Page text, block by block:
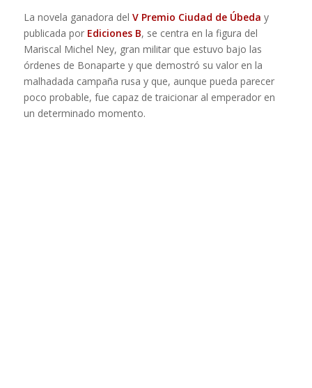
La novela ganadora del V Premio Ciudad de Úbeda y
publicada por Ediciones B, se centra en la figura del
Mariscal Michel Ney, gran militar que estuvo bajo las
órdenes de Bonaparte y que demostró su valor en la
malhadada campaña rusa y que, aunque pueda parecer
poco probable, fue capaz de traicionar al emperador en
un determinado momento.